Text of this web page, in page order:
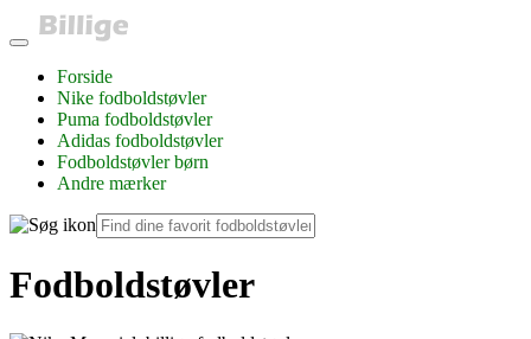
Forside
Nike fodboldstøvler
Puma fodboldstøvler
Adidas fodboldstøvler
Fodboldstøvler børn
Andre mærker
Fodboldstøvler